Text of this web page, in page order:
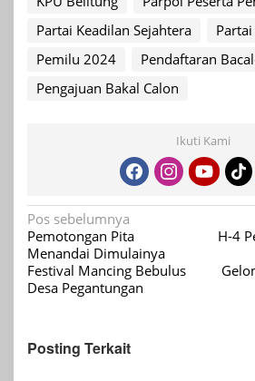
Partai Keadilan Sejahtera
Pemilu 2024
Pendaftaran
Pengajuan Bakal Calon
Ikuti Kami
Navigasi
pos
Pos sebelumnya
Pemotongan Pita
Menandai Dimulainya
Festival Mancing Bebulus
Desa Pegantungan
H-4
Posting Terkait